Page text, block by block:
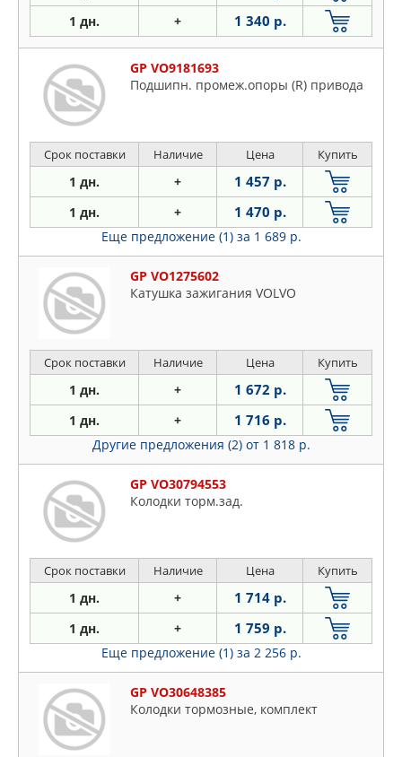
1 дн. + 1 340 р.
GP VO9181693
Подшипн. промеж.опоры (R) привода
Срок поставки Наличие Цена Купить
1 дн. + 1 457 р.
1 дн. + 1 470 р.
Еще предложение (1) за 1 689 р.
GP VO1275602
Катушка зажигания VOLVO
Срок поставки Наличие Цена Купить
1 дн. + 1 672 р.
1 дн. + 1 716 р.
Другие предложения (2) от 1 818 р.
GP VO30794553
Колодки торм.зад.
Срок поставки Наличие Цена Купить
1 дн. + 1 714 р.
1 дн. + 1 759 р.
Еще предложение (1) за 2 256 р.
GP VO30648385
Колодки тормозные, комплект